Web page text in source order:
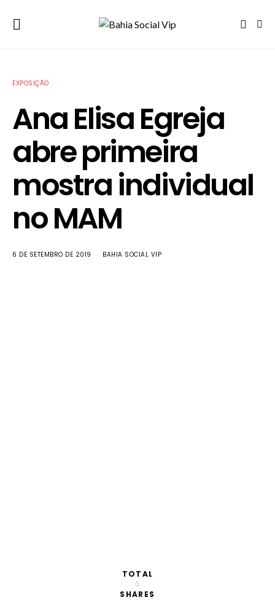
EXPOSIÇÃO
Ana Elisa Egreja
abre primeira
mostra individual
no MAM
6 DE SETEMBRO DE 2019 BAHIA SOCIAL VIP
TOTAL
0
SHARES